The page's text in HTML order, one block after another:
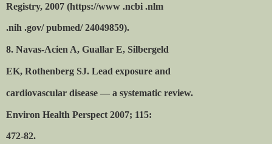
Registry, 2007 (https://www .ncbi .nlm
.nih .gov/ pubmed/ 24049859).
8. Navas-Acien A, Guallar E, Silbergeld
EK, Rothenberg SJ. Lead exposure and
cardiovascular disease — a systematic review.
Environ Health Perspect 2007; 115:
472-82.